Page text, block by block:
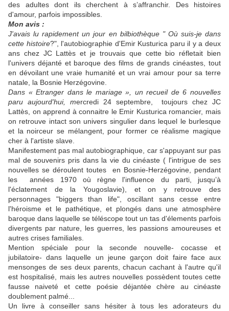
des adultes dont ils cherchent à s’affranchir. Des histoires
d'amour, parfois impossibles.
Mon avis :
J'avais lu rapidement un jour en bilbiothèque " Où suis-je dans
cette histoire?", l'autobiographie d'Emir Kusturica paru il y a deux
ans chez JC Lattès et je trouvais que cette bio réfletait bien
l'univers déjanté et baroque des films de grands cinéastes, tout
en dévoilant une vraie humanité et un vrai amour pour sa terre
natale, la Bosnie Herzégovine.
Dans « Etranger dans le mariage », un recueil de 6 nouvelles
paru aujourd'hui, mercredi 24 septembre, toujours chez JC
Lattès, on apprend à connaitre le Emir Kusturica romancier, mais
on retrouve intact son univers singulier dans lequel le burlesque
et la noirceur se mélangent, pour former ce réalisme magique
cher à l'artiste slave.
Manifestement pas mal autobiographique, car s'appuyant sur pas
mal de souvenirs pris dans la vie du cinéaste ( l'intrigue de ses
nouvelles se déroulent toutes en Bosnie-Herzégovine, pendant
les années 1970 où règne l'influence du parti, jusqu’à
l'éclatement de la Yougoslavie), et on y retrouve des
personnages "biggers than life", oscillant sans cesse entre
l'héroisme et le pathétique, et plongés dans une atmosphère
baroque dans laquelle se téléscope tout un tas d'élements parfois
divergents par nature, les guerres, les passions amoureuses et
autres crises familiales.
Mention spéciale pour la seconde nouvelle- cocasse et
jubilatoire- dans laquelle un jeune garçon doit faire face aux
mensonges de ses deux parents, chacun cachant à l'autre qu'il
est hospitalisé, mais les autres nouvelles possèdent toutes cette
fausse naiveté et cette poésie déjantée chère au cinéaste
doublement palmé...
Un livre à conseiller sans hésiter à tous les adorateurs du